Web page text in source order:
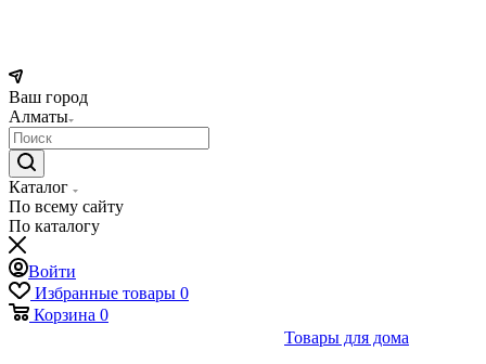
Ваш город
Алматы
Каталог
По всему сайту
По каталогу
Войти
Избранные товары 0
Корзина 0
Товары для дома